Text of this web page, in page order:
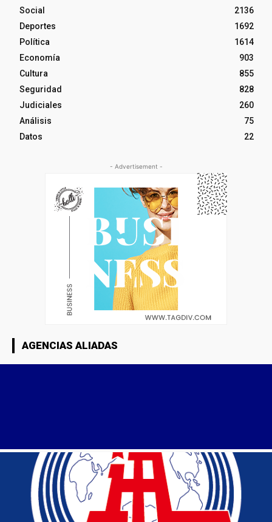
Social
2136
Deportes
1692
Política
1614
Economía
903
Cultura
855
Seguridad
828
Judiciales
260
Análisis
75
Datos
22
- Advertisement -
AGENCIAS ALIADAS